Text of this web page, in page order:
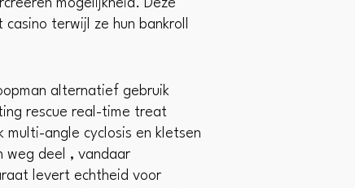
mogelijkheid. Deze
terwijl ze hun bankroll
alternatief gebruik
rescue real-time treat
angle cyclosis en kletsen
weg deel , vandaar
levert echtheid voor